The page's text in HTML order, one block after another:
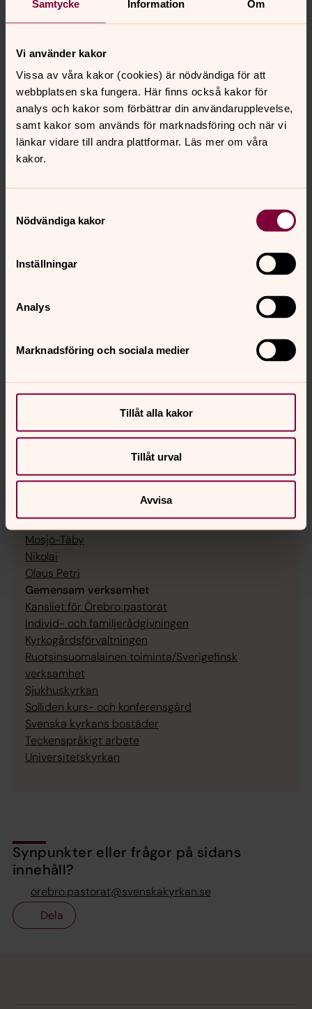
Samtycke Information Om
Vi använder kakor
Vissa av våra kakor (cookies) är nödvändiga för att
webbplatsen ska fungera. Här finns också kakor för
analys och kakor som förbättrar din användarupplevelse,
samt kakor som används för marknadsföring och när vi
länkar vidare till andra plattformar. Läs mer om våra
kakor.
Nödvändiga kakor
Inställningar
Analys
Marknadsföring och sociala medier
Tillåt alla kakor
Tillåt urval
Avvisa
När någon nära dör – Svenska
kyrkans stöd- och sorgegrupper
Att dela tankar och känslor med andra i samma situation
kan göra sorgen lättare att bära. Svenska kyrkan har
sorgegrupper i Örebro där du som mist en anhörig får
hjälp att bearbeta sorgen tillsammans med andra.
Samtal och stöd
alltid välkommen att kontakta en präst eller diakon i din
Svenska kyrkan i Örebro
Telefon: 019-15 45 00, helgfri mån–fre kl. 9–14.30.
Här hittar du eventuella avvikande öppettider .
Hitta din församling
Församlingar
Almby
Mikael
Mosjö-Täby
Nikolai
Olaus Petri
Gemensam verksamhet
Kansliet för Örebro pastorat
Individ- och familjerådgivningen
Kyrkogårdsförvaltningen
Ruotsinsuomalainen toiminta/Sverigefinsk
verksamhet
Sjukhuskyrkan
Solliden kurs- och konferensgård
Svenska kyrkans bostäder
Teckenspråkigt arbete
Universitetskyrkan
Synpunkter eller frågor på sidans
innehåll?
orebro.pastorat@svenskakyrkan.se
Dela